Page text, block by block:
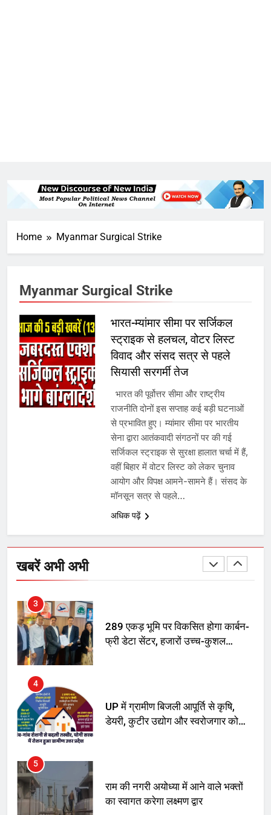
Home Myanmar Surgical Strike
Myanmar Surgical Strike
भारत-म्यांमार सीमा पर सर्जिकल
स्ट्राइक से हलचल, वोटर लिस्ट
विवाद और संसद सत्र से पहले
सियासी सरगर्मी तेज
भारत की पूर्वोत्तर सीमा और राष्ट्रीय
राजनीति दोनों इस सप्ताह कई बड़ी घटनाओं
से प्रभावित हुए। म्यांमार सीमा पर भारतीय
सेना द्वारा आतंकवादी संगठनों पर की गई
सर्जिकल स्ट्राइक से सुरक्षा हालात चर्चा में हैं,
वहीं बिहार में वोटर लिस्ट को लेकर चुनाव
आयोग और विपक्ष आमने-सामने हैं। संसद के
मॉनसून सत्र से पहले…
अधिक पढ़ें
खबरें अभी अभी
6
बढ़ा पंचायतों का बजट
गाजा युद्धविराम को लेकर बड़ी खबरें
8
चुनाव से पहले लालू परिवार पर बड़ा झटका,
दिल्ली कोर्ट ने IRCTC घोटाले में आरोप
तय किए
SRN अस्पताल का नाम अमर शहीद ठाकुर
रोशन सिंह के नाम पर करने की मांग तेज
अमर शहीद ठाकुर रोशन सिंह के नाम पर
स्वरूप रानी नेहरू चिकित्सालय का
3
289 एकड़ भूमि पर विकसित होगा कार्बन-
फ्री डेटा सेंटर, हजारों उच्च-कुशल
4
UP में ग्रामीण बिजली आपूर्ति से कृषि,
डेयरी, कुटीर उद्योग और स्वरोजगार को
5
राम की नगरी अयोध्या में आने वाले भक्तों
का स्वागत करेगा लक्ष्मण द्वार